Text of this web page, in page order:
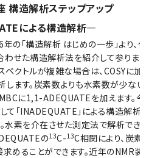
ード
構造解析ステップアップ
による構造解析—
の「構造解析 はじめの一歩」より、化
せた構造解析法を紹介して参りまし
ペクトルが複雑な場合は、COSYに加
します。炭素数よりも水素数が少ない
に1,1-ADEQUATEを加えます。今
て「INADEQUATE」による構造解析
水素を介在させた測定法で解析できな
の13C-13C相関により、炭素
めることができます。近年のNMR装